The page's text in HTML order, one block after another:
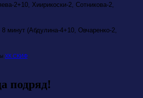
2+10, Хиирикоски-2, Сотникова-2,
минут (Абдулина-4+10, Овчаренко-2,
ХК СКИФ
подряд!